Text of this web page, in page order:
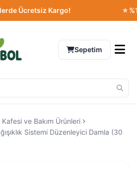
Ücretsiz Kargo! ⭐
Sepetim
Kafesi ve Bakım Ürünleri
Sistemi Düzenleyici Damla (30